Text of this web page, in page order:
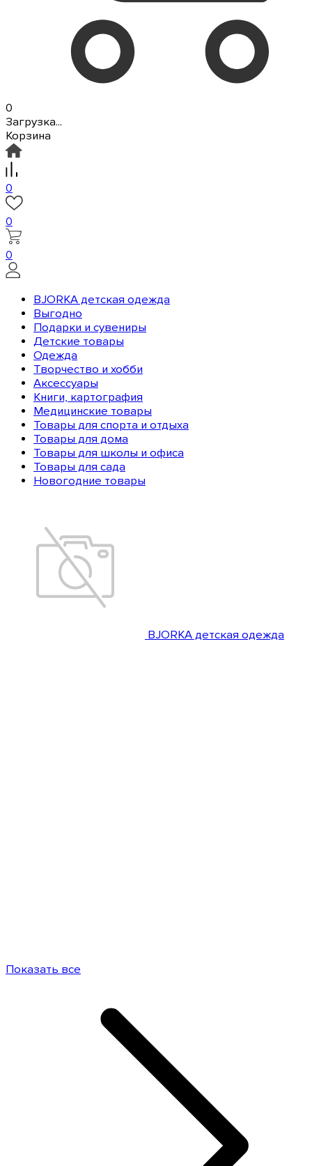
0
Загрузка...
Корзина
0
0
0
BJORKA детская одежда
Выгодно
Подарки и сувениры
Детские товары
Одежда
Творчество и хобби
Аксессуары
Книги, картография
Медицинские товары
Товары для спорта и отдыха
Товары для дома
Товары для школы и офиса
Товары для сада
Новогодние товары
BJORKA детская одежда
Показать все